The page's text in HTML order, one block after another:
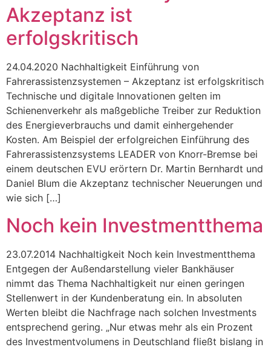
Akzeptanz ist
erfolgskritisch
24.04.2020 Nachhaltigkeit Einführung von
Fahrerassistenzsystemen – Akzeptanz ist erfolgskritisch
Technische und digitale Innovationen gelten im
Schienenverkehr als maßgebliche Treiber zur Reduktion
des Energieverbrauchs und damit einhergehender
Kosten. Am Beispiel der erfolgreichen Einführung des
Fahrerassistenzsystems LEADER von Knorr-Bremse bei
einem deutschen EVU erörtern Dr. Martin Bernhardt und
Daniel Blum die Akzeptanz technischer Neuerungen und
wie sich […]
Noch kein Investmentthema
23.07.2014 Nachhaltigkeit Noch kein Investmentthema
Entgegen der Außendarstellung vieler Bankhäuser
nimmt das Thema Nachhaltigkeit nur einen geringen
Stellenwert in der Kundenberatung ein. In absoluten
Werten bleibt die Nachfrage nach solchen Investments
entsprechend gering. „Nur etwas mehr als ein Prozent
des Investmentvolumens in Deutschland fließt bislang in